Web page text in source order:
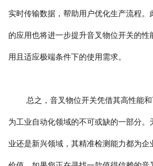
实时传输数据，帮助用户优化生产流程。
的应用也将进一步提升音叉物位开关的性
用且适应极端条件下的使用需求。
总之，音叉物位开关凭借其高性能
为工业自动化领域的不可或缺的一部分。
业还是新兴领域，其精准检测能力都为企